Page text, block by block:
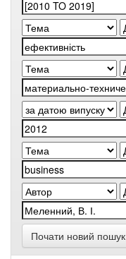
Почати новий пошук